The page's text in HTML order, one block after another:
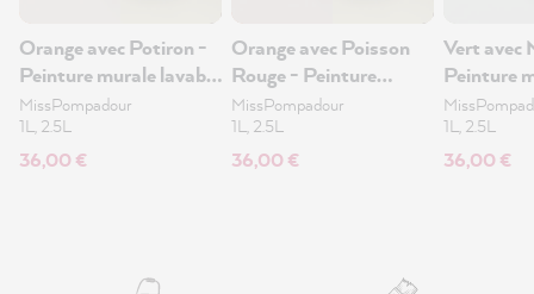
Orange avec Potiron -
Peinture murale lavable
1L
MissPompadour
1L, 2.5L
36,00 €
Orange avec Poisson
Rouge - Peinture
murale lavable 1L
MissPompadour
1L, 2.5L
36,00 €
Vert avec
Peinture
1L
1L, 2.5L
36,00 €